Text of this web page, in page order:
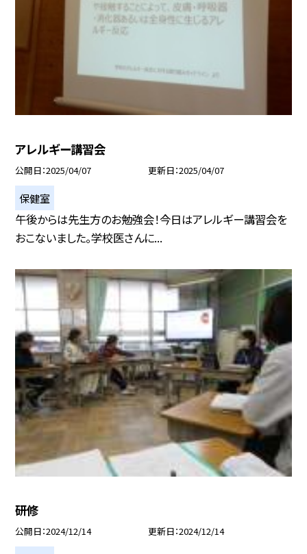
アレルギー講習会
公開日 2025/04/07 更新日 2025/04/07
保健室
午後からは先生方のお勉強会！今日はアレルギー講習会を
おこないました。学校医さんに...
研修
公開日 2024/12/14 更新日 2024/12/14